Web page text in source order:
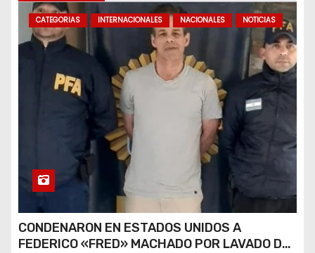
CATEGORIAS INTERNACIONALES NACIONALES NOTICIAS
CONDENARON EN ESTADOS UNIDOS A
FEDERICO «FRED» MACHADO POR LAVADO DE